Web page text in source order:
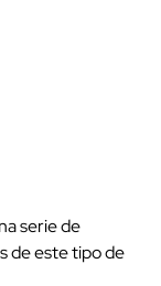
serie de
de este tipo de